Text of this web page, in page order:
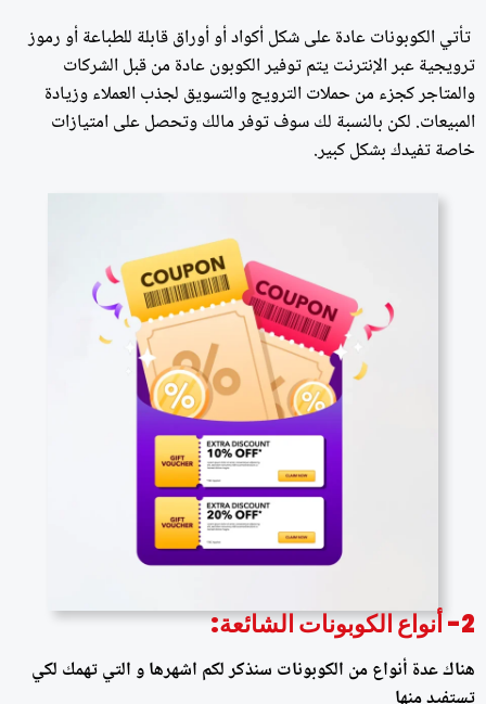
تأتي الكوبونات عادة على شكل أكواد أو أوراق قابلة للطباعة أو رموز
ترويجية عبر الإنترنت يتم توفير الكوبون عادة من قبل الشركات
والمتاجر كجزء من حملات الترويج والتسويق لجذب العملاء وزيادة
المبيعات. لكن بالنسبة لك سوف توفر مالك وتحصل على امتيازات
خاصة تفيدك بشكل كبير.
2- أنواع الكوبونات الشائعة:
هناك عدة أنواع من الكوبونات سنذكر لكم اشهرها و التي تهمك لكي